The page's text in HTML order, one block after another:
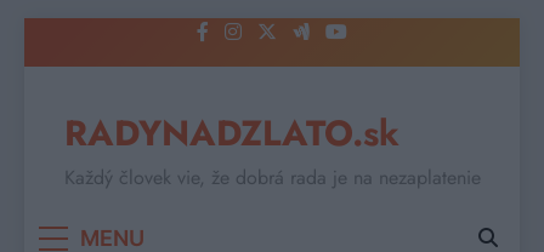
to
RADYNADZLATO.sk
Každý človek vie, že dobrá rada je na nezaplatenie
MENU